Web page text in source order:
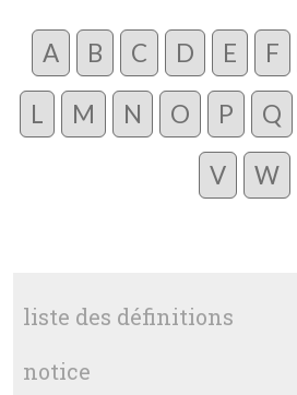
A B C D E F
L M N O P Q
V W
liste des définitions
notice